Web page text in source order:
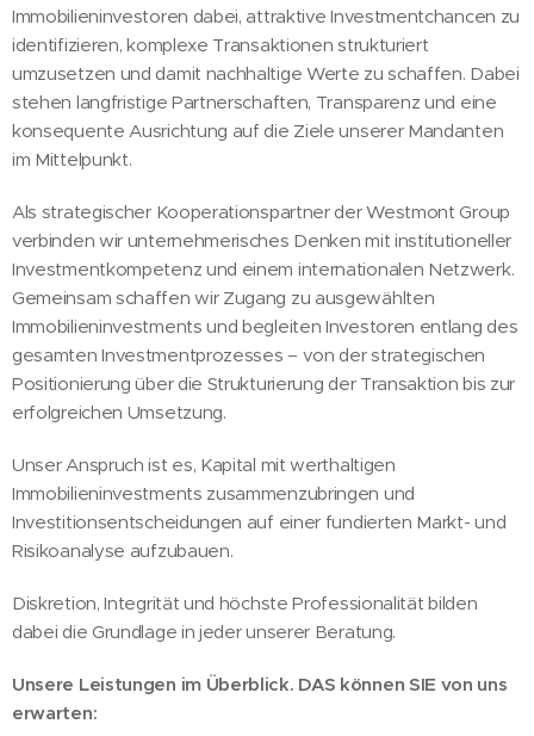
Immobilieninvestoren dabei, attraktive Investmentchancen zu
identifizieren, komplexe Transaktionen strukturiert
umzusetzen und damit nachhaltige Werte zu schaffen. Dabei
stehen langfristige Partnerschaften, Transparenz und eine
konsequente Ausrichtung auf die Ziele unserer Mandanten
im Mittelpunkt.
Als strategischer Kooperationspartner der Westmont Group
verbinden wir unternehmerisches Denken mit institutioneller
Investmentkompetenz und einem internationalen Netzwerk.
Gemeinsam schaffen wir Zugang zu ausgewählten
Immobilieninvestments und begleiten Investoren entlang des
gesamten Investmentprozesses – von der strategischen
Positionierung über die Strukturierung der Transaktion bis zur
erfolgreichen Umsetzung.
Unser Anspruch ist es, Kapital mit werthaltigen
Immobilieninvestments zusammenzubringen und
Investitionsentscheidungen auf einer fundierten Markt- und
Risikoanalyse aufzubauen.
Diskretion, Integrität und höchste Professionalität bilden
dabei die Grundlage in jeder unserer Beratung.
Unsere Leistungen im Überblick. DAS können SIE von uns
erwarten: